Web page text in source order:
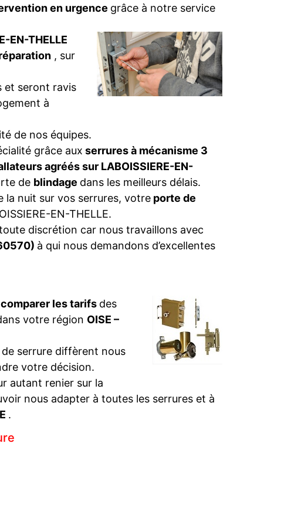
en urgence grâce à notre service
EN-THELLE
, sur
et seront ravis
à
de nos équipes.
grâce aux serrures à mécanisme 3
agréés sur LABOISSIERE-EN-
de blindage dans les meilleurs délais.
la nuit sur vos serrures, votre porte de
EN-THELLE.
discrétion car nous travaillons avec
à qui nous demandons d’excellentes
comparer les tarifs des
votre région OISE –
serrure diffèrent nous
votre décision.
autant renier sur la
nous adapter à toutes les serrures et à
.